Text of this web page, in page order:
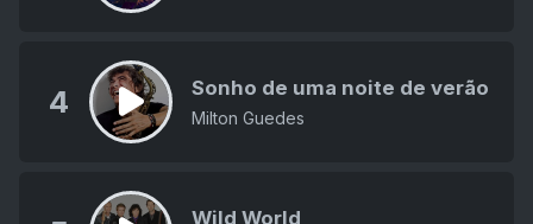
4 Sonho de uma noite de verão
Milton Guedes
Wild World